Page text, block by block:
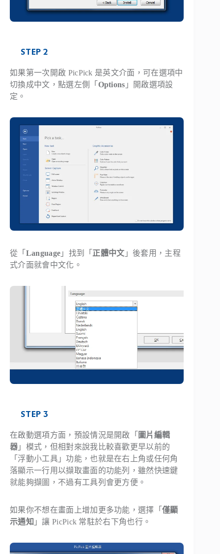
STEP 2
如果第一次開啟 PicPick 是英文介面，可在選項中
切換成中文，點選左側「 Options 」開啟選項設
定。
從「 Language 」找到「 正體中文 」後套用，主程
式介面就會中文化。
STEP 3
在啟動選項方面，預設情況是開啟「 圖片編輯
器 」模式，但相對來說我比較喜歡更早以前的
「浮動小工具」功能，也就是在右上角或任何角
落顯示一行用以擷取畫面的功能列，雖然快速鍵
就能夠擷圖，不過有工具列會更方便。
如果你不想在畫面上增加更多功能，選擇「僅顯
示通知 」讓 PicPick 常駐於右下角也行。